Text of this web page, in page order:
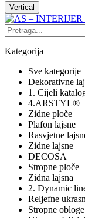
Vertical
Kategorija
Sve kategorije
Dekorativne
1. Cijeli
4.ARSTYL®
Zidne ploče
Plafon lajsne
Rasvjetne
Zidne lajsne
DECOSA
Stropne ploče
Zidna lajsna
2. Dynamic
Reljefne
Stropne obloge